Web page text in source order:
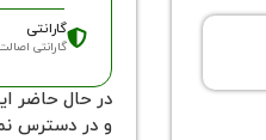
گارانتی
گارانتی
در حال حاضر
و در دسترس